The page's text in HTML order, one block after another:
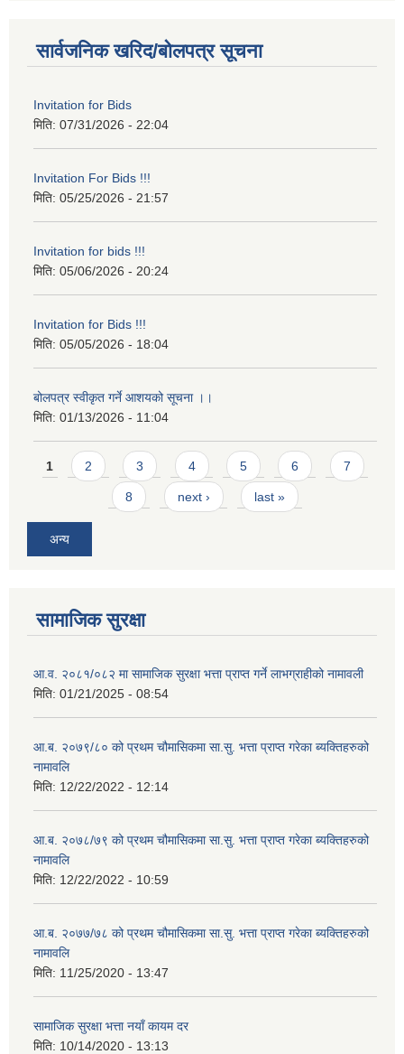
सार्वजनिक खरिद/बोलपत्र सूचना
Invitation for Bids
मिति: 07/31/2026 - 22:04
Invitation For Bids !!!
मिति: 05/25/2026 - 21:57
Invitation for bids !!!
मिति: 05/06/2026 - 20:24
Invitation for Bids !!!
मिति: 05/05/2026 - 18:04
बोलपत्र स्वीकृत गर्ने आशयको सूचना ।।
मिति: 01/13/2026 - 11:04
Pages
1 2 3 4 5 6 7
8 next › last »
अन्य
सामाजिक सुरक्षा
आ.व. २०८१/०८२ मा सामाजिक सुरक्षा भत्ता प्राप्त गर्ने लाभग्राहीको नामावली
मिति: 01/21/2025 - 08:54
आ.ब. २०७९/८० को प्रथम चौमासिकमा सा.सु. भत्ता प्राप्त गरेका ब्यक्तिहरुको
नामावलि
मिति: 12/22/2022 - 12:14
आ.ब. २०७८/७९ को प्रथम चौमासिकमा सा.सु. भत्ता प्राप्त गरेका ब्यक्तिहरुको
नामावलि
मिति: 12/22/2022 - 10:59
आ.ब. २०७७/७८ को प्रथम चौमासिकमा सा.सु. भत्ता प्राप्त गरेका ब्यक्तिहरुको
नामावलि
मिति: 11/25/2020 - 13:47
सामाजिक सुरक्षा भत्ता नयाँ कायम दर
मिति: 10/14/2020 - 13:13